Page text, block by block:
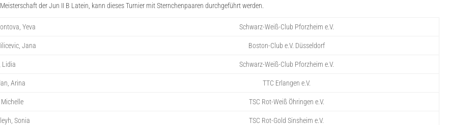
der Jun II B Latein, kann dieses Turnier mit Sternchenpaaren durchgeführt werden.
Yeva Schwarz-Weiß-Club Pforzheim e.V.
Jana Boston-Club e.V. Düsseldorf
Lidia Schwarz-Weiß-Club Pforzheim e.V.
Arina TTC Erlangen e.V.
TSC Rot-Weiß Öhringen e.V.
Sonia TSC Rot-Gold Sinsheim e.V.